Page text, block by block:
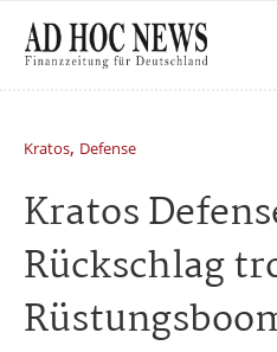
Kratos, Defense
Kratos
Rückschlag